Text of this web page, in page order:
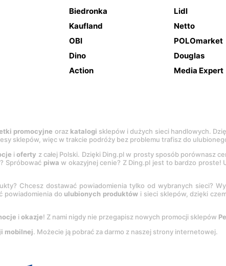
Biedronka Lidl
Kaufland
Netto
OBI
POLOmarket
Dino
Douglas
Action
Media Expert
promocyjne oraz katalogi sklepów i dużych sieci handlowych.
sklepów, więc w trakcie podróży bez problemu trafisz do
ioferty z całej Polski. Dzięki Ding.pl w prosty sposób porównasz
Spróbować piwa w okazyjnej cenie? Z Ding.pl jest to bardzo proste!
Chcesz dostawać powiadomienia tylko od wybranych sieci?
powiadomienia do ulubionych produktów i sieci sklepów, dzięki
i okazje! Z nami nigdy nie przegapisz nowych promocji sklepów
mobilnej. Możecie ją pobrać za darmo z naszej strony internetowej.